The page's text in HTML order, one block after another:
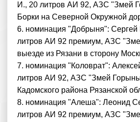
И., 20 литров АИ 92, АЗС "Змей
Борки на Северной Окружной
6. номинация "Добрыня": Сергей
литров АИ 92 премиум, АЗС
выезде из Рязани в сторону
7. номинация "Коловрат":
литров АИ 92, АЗС "Змей
Кадомского района Рязанской
8. номинация "Алеша": Леонид
литров АИ 92 премиум, АЗС